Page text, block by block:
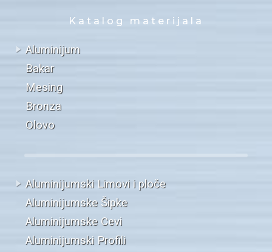
Katalog materijala
Aluminijum
Bakar
Mesing
Bronza
Olovo
Aluminijumski Limovi i ploče
Aluminijumske Šipke
Aluminijumske Cevi
Aluminijumski Profili